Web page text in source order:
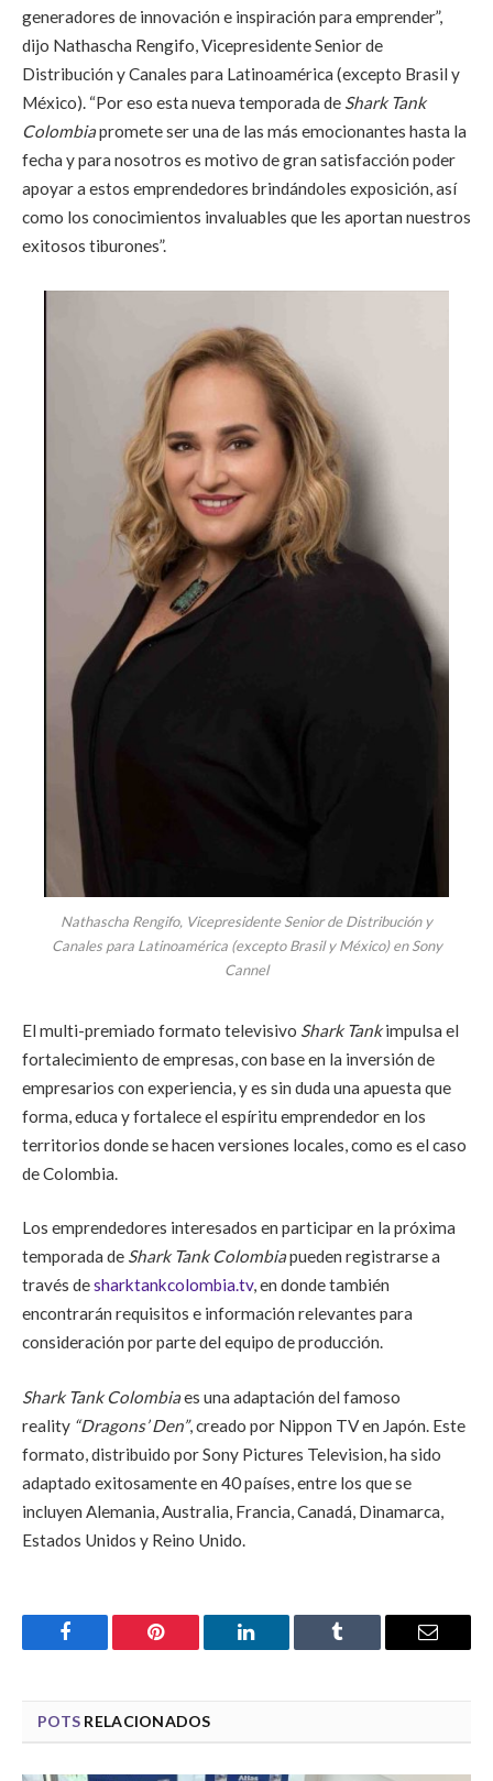
generadores de innovación e inspiración para emprender”,
dijo Nathascha Rengifo, Vicepresidente Senior de
Distribución y Canales para Latinoamérica (excepto Brasil y
México). “Por eso esta nueva temporada de Shark Tank
Colombiapromete ser una de las más emocionantes hasta la
fecha y para nosotros es motivo de gran satisfacción poder
apoyar a estos emprendedores brindándoles exposición, así
como los conocimientos invaluables que les aportan nuestros
exitosos tiburones”.
Nathascha Rengifo, Vicepresidente Senior de Distribución y
Canales para Latinoamérica (excepto Brasil y México) en Sony
Cannel
El multi-premiado formato televisivo Shark Tankimpulsa el
fortalecimiento de empresas, con base en la inversión de
empresarios con experiencia, y es sin duda una apuesta que
forma, educa y fortalece el espíritu emprendedor en los
territorios donde se hacen versiones locales, como es el caso
de Colombia.
Los emprendedores interesados en participar en la próxima
temporada de Shark Tank Colombiapueden registrarse a
través desharktankcolombia.tv, en donde también
encontrarán requisitos e información relevantes para
consideración por parte del equipo de producción.
Shark Tank Colombiaes una adaptación del famoso
reality “Dragons’ Den”, creado por Nippon TV en Japón. Este
formato, distribuido por Sony Pictures Television, ha sido
adaptado exitosamente en 40 países, entre los que se
incluyen Alemania, Australia, Francia, Canadá, Dinamarca,
Estados Unidos y Reino Unido.
Facebook Pinterest LinkedIn Tumblr Email
POTS RELACIONADOS